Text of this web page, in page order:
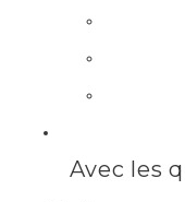
Avec les